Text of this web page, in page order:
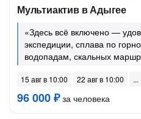
Мультиактив в Адыгее
«Здесь всё включено —
экспедиции, сплава по
водопадам, скальных
15 авг в 10:00 22 авг в 10:00
96 000 ₽за человека